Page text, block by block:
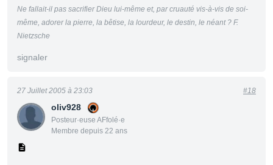
Ne fallait-il pas sacrifier Dieu lui-même et, par cruauté vis-à-vis de soi-
même, adorer la pierre, la bêtise, la lourdeur, le destin, le néant ? F.
Nietzsche
signaler
oliv928
Posteur·euse AFfolé·e
Membre depuis 22 ans
27 Juillet 2005 à 23:03 #18